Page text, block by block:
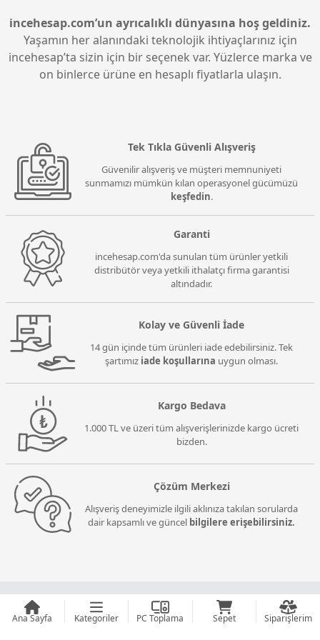
Ana Sayfa Kategoriler PC Toplama Sepet Siparişlerim
sunarak kullanıcıların ihtiyaçlarını karşılar.
incehesap.com’un ayrıcalıklı dünyasına hoş geldiniz.
Yaşamın her alanındaki teknolojik ihtiyaçlarınız için
incehesap’ta sizin için bir seçenek var. Yüzlerce marka ve
on binlerce ürüne en hesaplı fiyatlarla ulaşın.
Tek Tıkla Güvenli Alışveriş
Güvenilir alışveriş ve müşteri memnuniyeti
sunmamızı mümkün kılan operasyonel gücümüzü
keşfedin.
Garanti
incehesap.com'da sunulan tüm ürünler yetkili
distribütör veya yetkili ithalatçı firma garantisi
altındadır.
Kolay ve Güvenli İade
14 gün içinde tüm ürünleri iade edebilirsiniz. Tek
şartımız iade koşullarına uygun olması.
Kargo Bedava
1.000 TL ve üzeri tüm alışverişlerinizde kargo ücreti
bizden.
Çözüm Merkezi
Alışveriş deneyimizle ilgili aklınıza takılan sorularda
dair kapsamlı ve güncel bilgilere erişebilirsiniz.
12 AYA VARAN TAKSİT İMKANI